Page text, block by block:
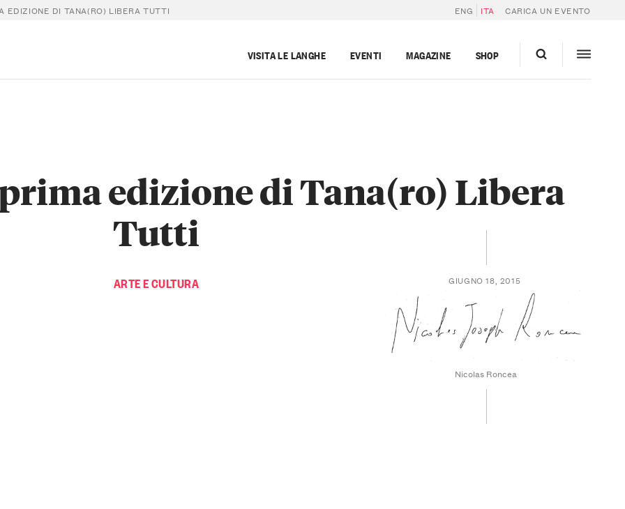
EDIZIONE DI TANA(RO) LIBERA TUTTI ENG ITA CARICA UN EVENTO
VISITA LE LANGHE EVENTI MAGAZINE SHOP
ARTE E CULTURA
edizione di Tana(ro) Libera
Tutti
GIUGNO 18, 2015
Nicolas Roncea